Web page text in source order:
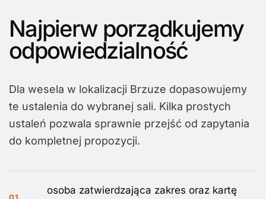
Najpierw porządkujemy
odpowiedzialność
Dla wesela w lokalizacji Brzuze dopasowujemy
te ustalenia do wybranej sali. Kilka prostych
ustaleń pozwala sprawnie przejść od zapytania
do kompletnej propozycji.
osoba zatwierdzająca zakres oraz kartę